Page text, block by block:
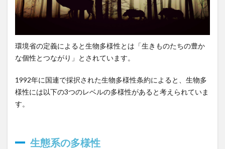
多様
性
1.3
遺伝
子の
性
2
生物
重要
環境省の定義によると生物多様性とは「生きものたちの豊か
な個性とつながり」とされています。
1992年に国連で採択された生物多様性条約によると、生物多
様性には以下の3つのレベルの多様性があると考えられていま
す。
生態系の多様性